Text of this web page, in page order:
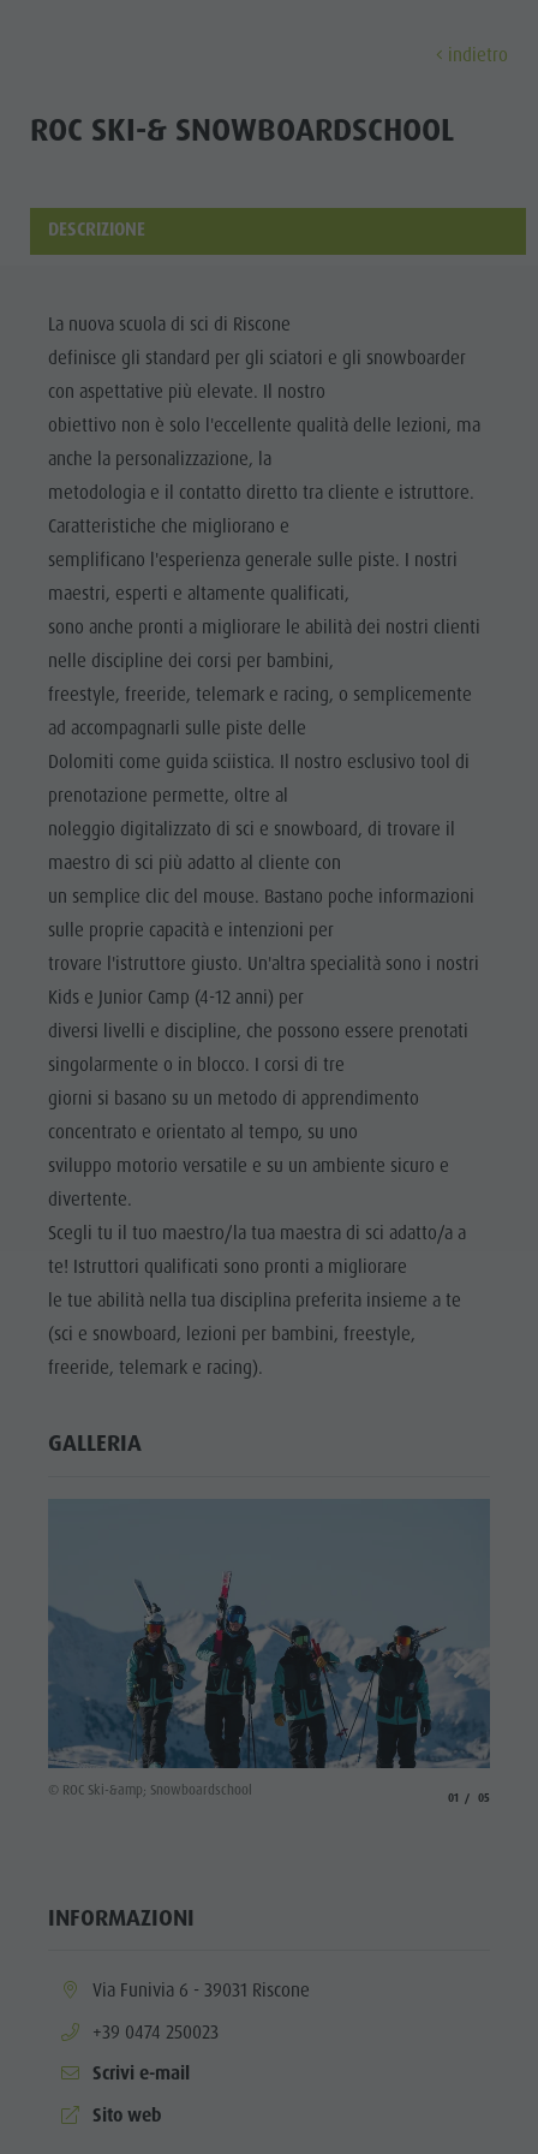
MUSEI
ATTRAZIONI
LOCALITÀ E
DINTORNI
TRADIZIONE E
ARTIGIANATO
HIGHLIGHT
EVENTS
Scopri
eventi
bambini
Attrazioni
Località e dintorni
Highlight Events
Tutti gli eventi
Benessere
Famiglia & bambini
Guida A-Z
Escursioni
Sentieri tematici
Golf
Parapendio
Volo in mongolfiera
Rafting & Canyoning
Arrampicare
Cavalcare
Tennis
Nuotare
Panoramica dei tour
Offerte
Mobilità locale
Come arrivare
Webcam
Meteo
Contatto
Newsletter
Richiesta cataloghi
Imposta di soggiorno
Vacanza con il cane
Raccogliere funghi
Kronplatz Doctor Service
FAQ
Shopping
Visite guidate
Highlight Events
Must-sees
Ritiri
indietro
ROC SKI-& SNOWBOARDSCHOOL
DESCRIZIONE
La nuova scuola di sci di Riscone
definisce gli standard per gli sciatori e gli snowboarder
con aspettative più elevate. Il nostro
obiettivo non è solo l'eccellente qualità delle lezioni, ma
anche la personalizzazione, la
metodologia e il contatto diretto tra cliente e istruttore.
Caratteristiche che migliorano e
semplificano l'esperienza generale sulle piste. I nostri
maestri, esperti e altamente qualificati,
sono anche pronti a migliorare le abilità dei nostri clienti
nelle discipline dei corsi per bambini,
freestyle, freeride, telemark e racing, o semplicemente
ad accompagnarli sulle piste delle
Dolomiti come guida sciistica. Il nostro esclusivo tool di
prenotazione permette, oltre al
noleggio digitalizzato di sci e snowboard, di trovare il
maestro di sci più adatto al cliente con
un semplice clic del mouse. Bastano poche informazioni
sulle proprie capacità e intenzioni per
trovare l'istruttore giusto. Un'altra specialità sono i nostri
Kids e Junior Camp (4-12 anni) per
diversi livelli e discipline, che possono essere prenotati
singolarmente o in blocco. I corsi di tre
giorni si basano su un metodo di apprendimento
concentrato e orientato al tempo, su uno
sviluppo motorio versatile e su un ambiente sicuro e
divertente.
Scegli tu il tuo maestro/la tua maestra di sci adatto/a a
te! Istruttori qualificati sono pronti a migliorare
le tue abilità nella tua disciplina preferita insieme a te
(sci e snowboard, lezioni per bambini, freestyle,
freeride, telemark e racing).
GALLERIA
© ROC Ski-&amp; Snowboardschool
01 05
INFORMAZIONI
aria.location:
Via Funivia 6 - 39031 Riscone
aria.phone:
+39 0474 250023
Scrivi e-mail
aria.website:
Sito web